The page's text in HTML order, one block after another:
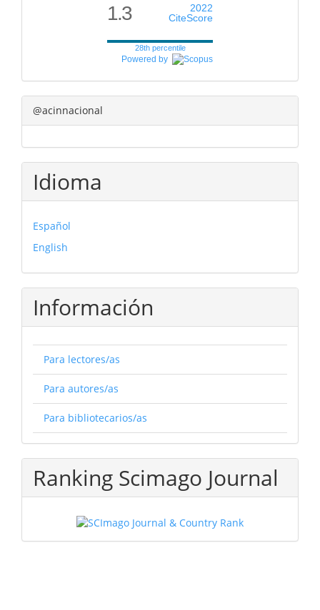
1.3
2022
CiteScore
28th percentile
Powered by
@acinnacional
Idioma
Español
English
Información
Para lectores/as
Para autores/as
Para bibliotecarios/as
Ranking Scimago Journal